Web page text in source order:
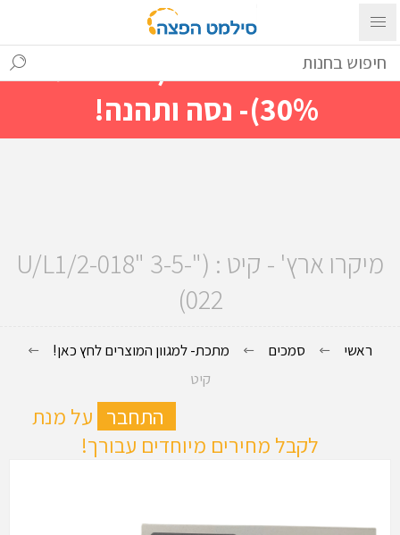
עם ההתחברות ניתן לראות מייד
מחירים מיוחדים(הנחות עד
30%)- נסה ותהנה!
מיקרו ארץ' - קיט : ("U/L1/2-018" 3-5-
022)
ראשי סמכים
מתכת- למגוון המוצרים לחץ כאן!
קיט
התחבר על מנת
לקבל מחירים מיוחדים עבורך!